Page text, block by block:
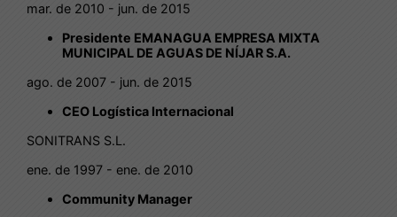
mar. de 2010 - jun. de 2015
Presidente EMANAGUA EMPRESA MIXTA
MUNICIPAL DE AGUAS DE NÍJAR S.A.
ago. de 2007 - jun. de 2015
CEO Logística Internacional
SONITRANS S.L.
ene. de 1997 - ene. de 2010
Community Manager